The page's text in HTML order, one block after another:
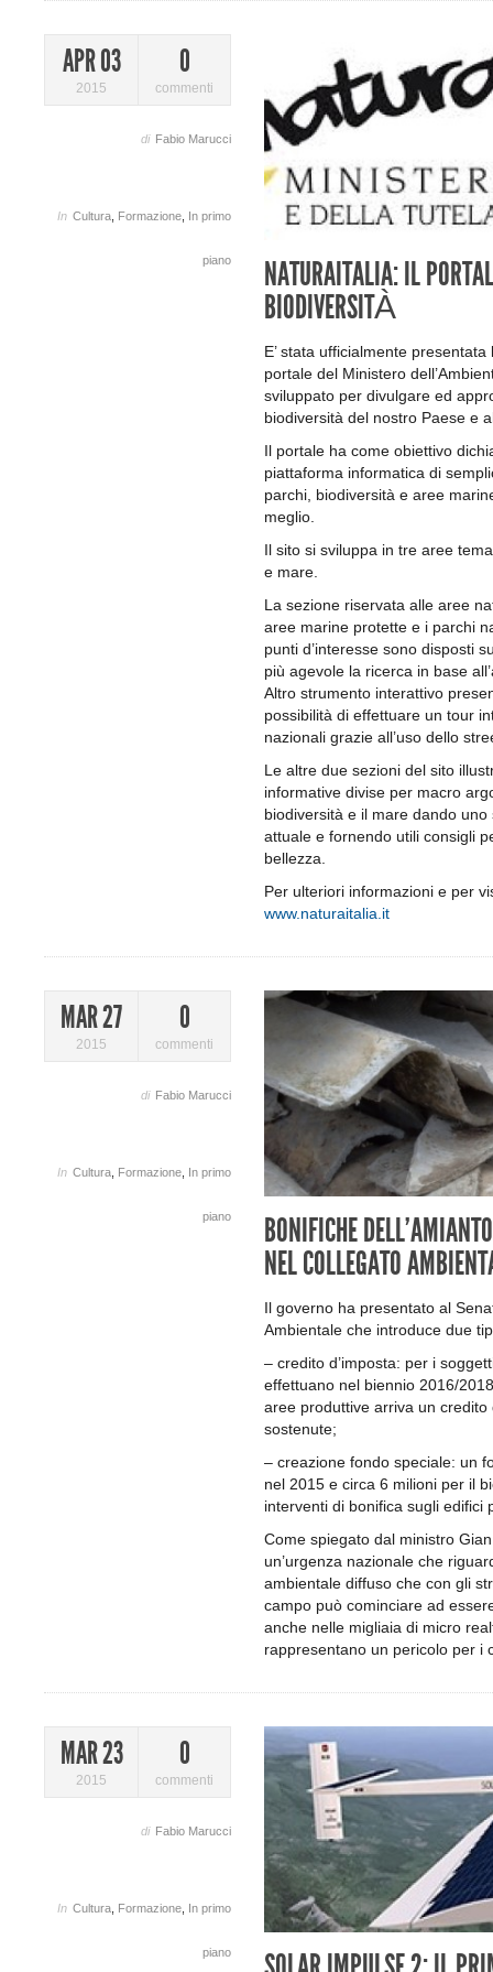
APR 03
2015
0
commenti
di Fabio Marucci
In Cultura Formazione In primo
piano
NATURAITALIA: IL
BIODIVERSITÀ
E’ stata ufficialmente
portale del Ministero
sviluppato per divulgare ed
biodiversità del nostro Paese e
Il portale ha come obiettivo
piattaforma informatica di
parchi, biodiversità e aree
meglio.
Il sito si sviluppa in tre aree
e mare.
La sezione riservata alle aree
aree marine protette e i parchi
punti d’interesse sono disposti
più agevole la ricerca in base
Altro strumento interattivo
possibilità di effettuare un tour
nazionali grazie all’uso dello
Le altre due sezioni del sito
informative divise per macro
biodiversità e il mare dando
attuale e fornendo utili consigli
bellezza.
Per ulteriori informazioni e per
www.naturaitalia.it
MAR 27
2015
0
commenti
di Fabio Marucci
In Cultura Formazione In primo
piano
BONIFICHE
NEL COLLEGATO
Il governo ha presentato al
Ambientale che introduce due
– credito d’imposta: per i
effettuano nel biennio 2016/
aree produttive arriva un credito
sostenute;
– creazione fondo speciale: un
nel 2015 e circa 6 milioni per il
interventi di bonifica sugli edifici
Come spiegato dal ministro
un’urgenza nazionale che
ambientale diffuso che con gli
campo può cominciare ad
anche nelle migliaia di micro
rappresentano un pericolo per i
MAR 23
2015
0
commenti
di Fabio Marucci
In Cultura Formazione In primo
piano